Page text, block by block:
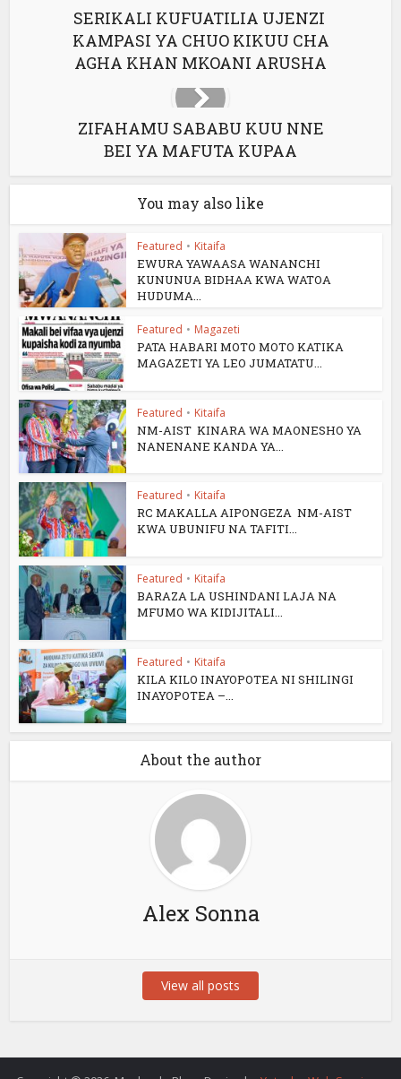
SERIKALI KUFUATILIA UJENZI
KAMPASI YA CHUO KIKUU CHA
AGHA KHAN MKOANI ARUSHA
ZIFAHAMU SABABU KUU NNE
BEI YA MAFUTA KUPAA
You may also like
Featured • Kitaifa
EWURA YAWAASA WANANCHI
KUNUNUA BIDHAA KWA WATOA
HUDUMA...
Featured • Magazeti
PATA HABARI MOTO MOTO KATIKA
MAGAZETI YA LEO JUMATATU...
Featured • Kitaifa
NM-AIST KINARA WA MAONESHO YA
NANENANE KANDA YA...
Featured • Kitaifa
RC MAKALLA AIPONGEZA NM-AIST
KWA UBUNIFU NA TAFITI...
Featured • Kitaifa
BARAZA LA USHINDANI LAJA NA
MFUMO WA KIDIJITALI...
Featured • Kitaifa
KILA KILO INAYOPOTEA NI SHILINGI
INAYOPOTEA –...
About the author
Alex Sonna
View all posts